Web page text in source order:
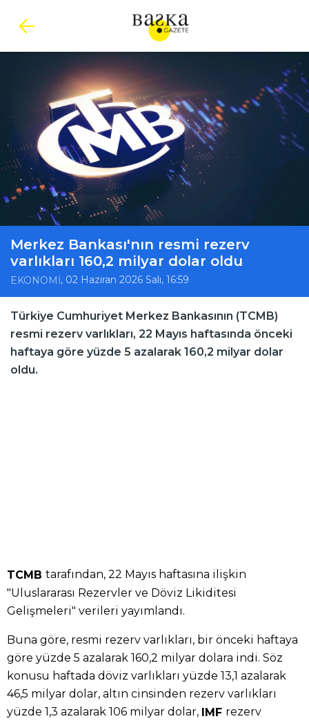
Merkez Bankası'nın resmi rezerv
varlıkları 160,2 milyar dolar oldu
EKONOMİ, 02 Haziran 2026 Salı, 16:59
Türkiye Cumhuriyet Merkez Bankasının (TCMB)
resmi rezerv varlıkları, 22 Mayıs haftasında önceki
haftaya göre yüzde 5 azalarak 160,2 milyar dolar
oldu.
TCMB tarafından, 22 Mayıs haftasına ilişkin
"Uluslararası Rezervler ve Döviz Likiditesi
Gelişmeleri" verileri yayımlandı.
Buna göre, resmi rezerv varlıkları, bir önceki haftaya
göre yüzde 5 azalarak 160,2 milyar dolara indi. Söz
konusu haftada döviz varlıkları yüzde 13,1 azalarak
46,5 milyar dolar, altın cinsinden rezerv varlıkları
yüzde 1,3 azalarak 106 milyar dolar, IMF rezerv